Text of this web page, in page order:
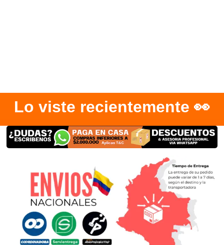
Lo viste recientemente 👀